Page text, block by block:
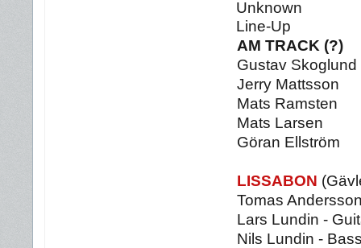
Unknown
Line-Up
AM TRACK (?)
Gustav Skoglund
Jerry Mattsson
Mats Ramsten
Mats Larsen
Göran Ellström
LISSABON
Tomas
Lars Lundin -
Nils Lundin -